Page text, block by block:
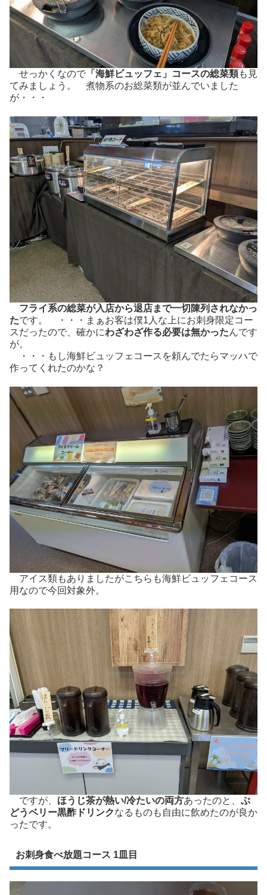
せっかくなので 「海鮮ビュッフェ」コースの総菜類も見
てみましょう。 煮物系のお総菜類が並んでいました
が・・・
フライ系の総菜が入店から退店まで一切陳列されなかっ
たです。 ・・・まぁお客は僕1人な上にお刺身限定コー
スだったので、確かにわざわざ作る必要は無かったんです
が。
・・・もし海鮮ビュッフェコースを頼んでたらマッハで
作ってくれたのかな？
アイス類もありましたがこちらも海鮮ビュッフェコース
用なので今回対象外。
ですが、 ほうじ茶が熱い/冷たいの両方あったのと、 ぶ
どうベリー黒酢ドリンクなるものも自由に飲めたのが良か
ったです。
お刺身食べ放題コース 1皿目